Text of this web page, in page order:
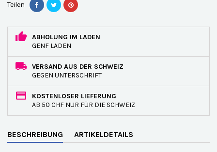
Teilen
ABHOLUNG IM LADEN
GENF LADEN
VERSAND AUS DER SCHWEIZ
GEGEN UNTERSCHRIFT
KOSTENLOSER LIEFERUNG
AB 50 CHF NUR FÜR DIE SCHWEIZ
BESCHREIBUNG ARTIKELDETAILS